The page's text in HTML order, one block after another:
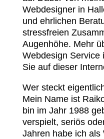
Webdesigner in
und ehrlichen
stressfreien
Augenhöhe. Mehr
Webdesign Service
Sie auf dieser
Wer steckt
Mein Name ist
bin im Jahr 1988
verspielt, seriös
Jahren habe ich als